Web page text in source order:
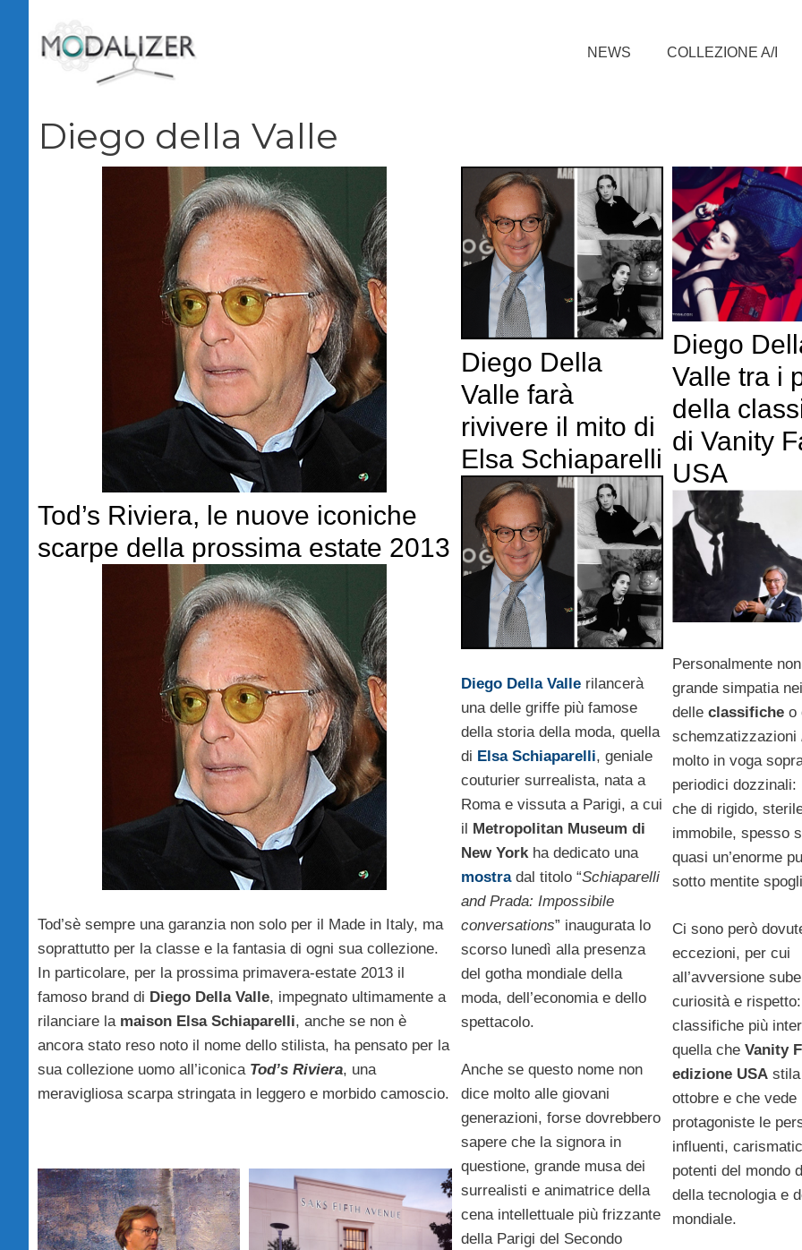
contenuto
NEWS COLLEZIONE A/I
Diego della Valle
Tod’s Riviera, le nuove iconiche
scarpe della prossima estate 2013
Tod’sè sempre una garanzia non solo per il Made in Italy, ma
soprattutto per la classe e la fantasia di ogni sua collezione.
In particolare, per la prossima primavera-estate 2013 il
famoso brand di Diego Della Valle, impegnato ultimamente a
rilanciare la maison Elsa Schiaparelli, anche se non è
ancora stato reso noto il nome dello stilista, ha pensato per la
sua collezione uomo all’iconica Tod’s Riviera, una
meravigliosa scarpa stringata in leggero e morbido camoscio.
Diego Della
Valle farà
rivivere il mito di
Elsa Schiaparelli
Diego Della Vallerilancerà
una delle griffe più famose
della storia della moda, quella
di Elsa Schiaparelli, geniale
couturier surrealista, nata a
Roma e vissuta a Parigi, a cui
il Metropolitan Museum di
New Yorkha dedicato una
mostradal titolo “Schiaparelli
and Prada: Impossibile
conversations” inaugurata lo
scorso lunedì alla presenza
del gotha mondiale della
moda, dell’economia e dello
spettacolo.
Anche se questo nome non
dice molto alle giovani
generazioni, forse dovrebbero
sapere che la signora in
questione, grande musa dei
surrealisti e animatrice della
cena intellettuale più frizzante
della Parigi del Secondo
Diego
Valle tra i
della
di Vanity
USA
Personalmente
grande simpatia
delle classificheo
schemzatizzazioni
molto in voga
periodici dozzinali:
che di rigido,
immobile, spesso
quasi un’enorme
sotto mentite
Ci sono però
eccezioni, per cui
all’avversione
curiosità e
classifiche più
quella che Vanity
edizione USAstila
ottobre e che vede
protagoniste le
influenti,
potenti del mondo
della tecnologia e
mondiale.